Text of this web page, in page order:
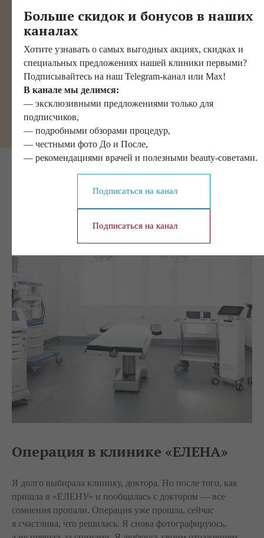
Больше скидок и бонусов в наших
каналах
Хотите узнавать о самых выгодных акциях, скидках и
специальных предложениях нашей клиники первыми?
Подписывайтесь на наш Telegram-канал или Max!
В канале мы делимся:
— эксклюзивными предложениями только для
подписчиков,
— подробными обзорами процедур,
— честными фото До и После,
— рекомендациями врачей и полезными beauty-советами.
Подписаться на канал
Подписаться на канал
У меня дочь 11 лет, я хочу
быть красивой мамой,
а не возрастной женщиной.
Поэтому я решилась
на редукционную
маммопластику в клинике
«ЕЛЕНА».
Операция в клинике «ЕЛЕНА»
Я долго выбирала клинику, доктора. Но после того, как
пришла в «ЕЛЕНУ» и пообщалась с доктором — все
сомнения пропали. Операция уже прошла, сейчас
я счастлива, что решилась. Я снова фотографируюсь,